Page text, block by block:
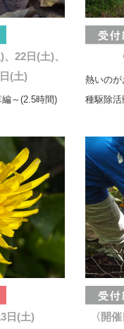
22日(土)、
(土)
～(2.5時間)
熱いの
種駆除
日(土) 〈開